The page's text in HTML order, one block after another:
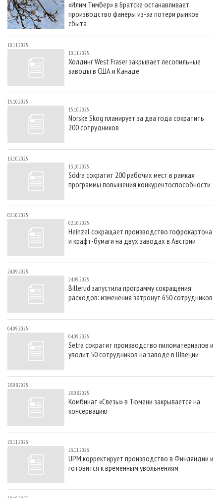
СУШКА ДРЕВЕСИНЫ
ПРОИЗВОДСТВО ДРЕВЕСНЫХ ПЛИТ
ДЕРЕВЯННОЕ ДОМОСТРОЕНИЕ
ПРОИЗВОДСТВО МЕБЕЛИ
БИОЭНЕРГЕТИКА
ЦБП
ИНСТРУМЕНТ И МАТЕРИАЛЫ
ПЕРСОНЫ
МОБИЛЬНЫЕ ВЫСТАВКИ
ПРИОРИТЕТНЫЕ ИНВЕСТПРОЕКТЫ
RUSSIAN FORESTRY REVIEW
ГАЗЕТА ЛЕСПРОМФОРУМ
БИБЛИОТЕКА СПЕЦИАЛИСТА
КОНТАКТЫ
РЕКЛАМА
РЕКЛАМА НА САЙТЕ
«Илим Тимбер» в Братске останавливает
производство фанеры из-за потери рынков
сбыта
10.11.2025
10.11.2025
Холдинг West Fraser закрывает лесопильные
заводы в США и Канаде
15.10.2025
15.10.2025
Norske Skog планирует за два года сократить
200 сотрудников
13.10.2025
13.10.2025
Södra сократит 200 рабочих мест в рамках
программы повышения конкурентоспособности
02.10.2025
02.10.2025
Heinzel сокращает производство гофрокартона
и крафт-бумаги на двух заводах в Австрии
24.09.2025
24.09.2025
Billerud запустила программу сокращения
расходов: изменения затронут 650 сотрудников
04.09.2025
04.09.2025
Setra сократит производство пиломатериалов и
уволит 50 сотрудников на заводе в Швеции
28.08.2025
28.08.2025
Комбинат «Свезы» в Тюмени закрывается на
консервацию
23.11.2023
23.11.2023
UPM корректирует производство в Финляндии и
готовится к временным увольнениям